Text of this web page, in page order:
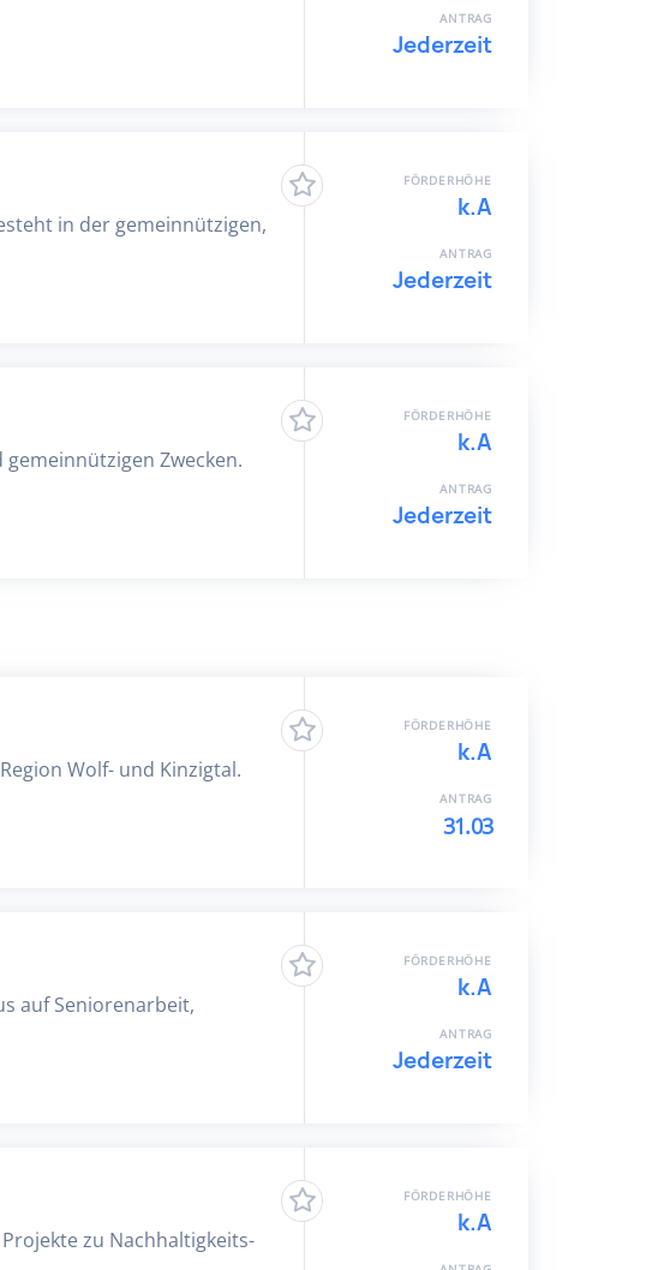
ANTRAG
Jederzeit
in der gemeinnützigen,
FÖRDERHÖHE
k.A
ANTRAG
Jederzeit
Zwecken.
FÖRDERHÖHE
k.A
ANTRAG
Jederzeit
Wolf- und Kinzigtal.
FÖRDERHÖHE
k.A
ANTRAG
31.03
auf Seniorenarbeit,
FÖRDERHÖHE
k.A
ANTRAG
Jederzeit
zu Nachhaltigkeits-
FÖRDERHÖHE
k.A